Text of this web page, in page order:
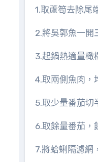
1.取蘆筍去除尾
2.將吳郭魚一開
3.起鍋熱適量橄
4.取兩側魚肉，
5.取少量番茄切
6.取餘量番茄，
7.將蛤蜊隔濾網